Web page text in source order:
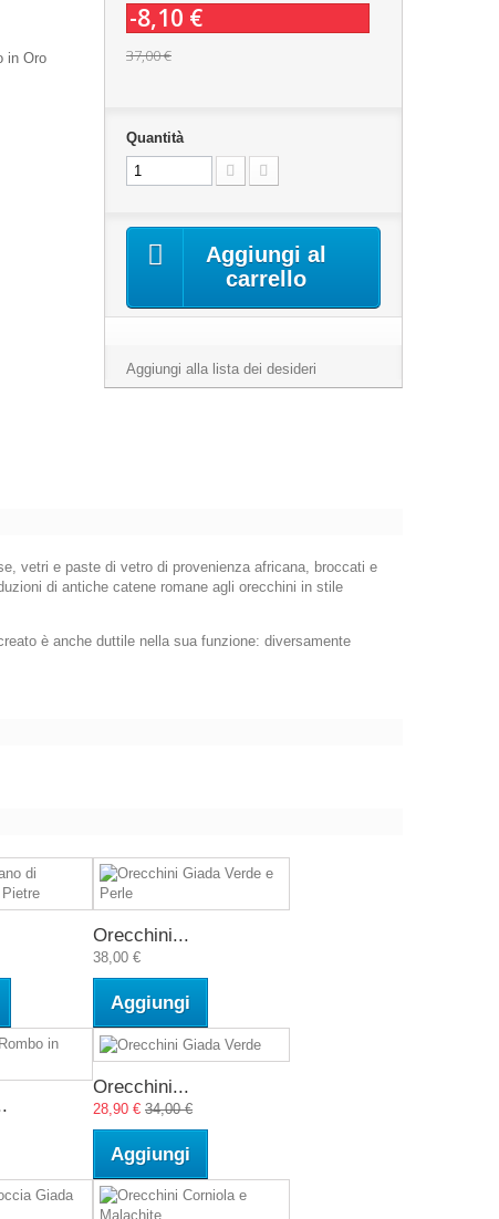
in Oro
-8,10 €
37,00 €
Quantità
Aggiungi al
carrello
Aggiungi alla lista dei desideri
vetri e paste di vetro di provenienza africana, broccati e
di antiche catene romane agli orecchini in stile
è anche duttile nella sua funzione: diversamente
Orecchini...
38,00 €
Aggiungi
Orecchini...
28,90 € 34,00 €
Aggiungi